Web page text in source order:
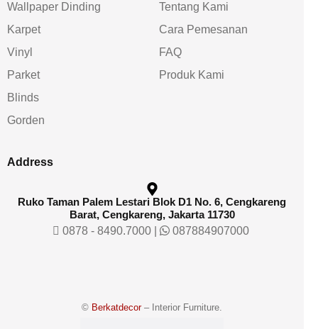
Wallpaper Dinding
Karpet
Vinyl
Parket
Blinds
Gorden
Tentang Kami
Cara Pemesanan
FAQ
Produk Kami
Address
Ruko Taman Palem Lestari Blok D1 No. 6, Cengkareng
Barat, Cengkareng, Jakarta 11730
0878 - 8490.7000| 087884907000
© Berkatdecor– Interior Furniture.